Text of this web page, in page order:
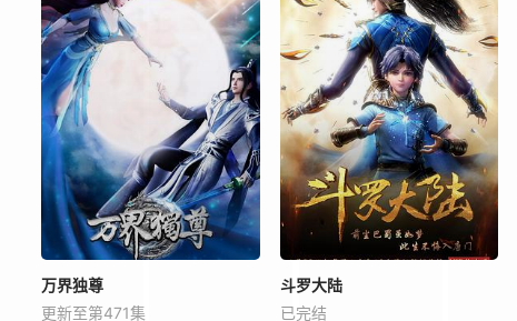
万界独尊
更新至第471集
斗罗大陆
已完结